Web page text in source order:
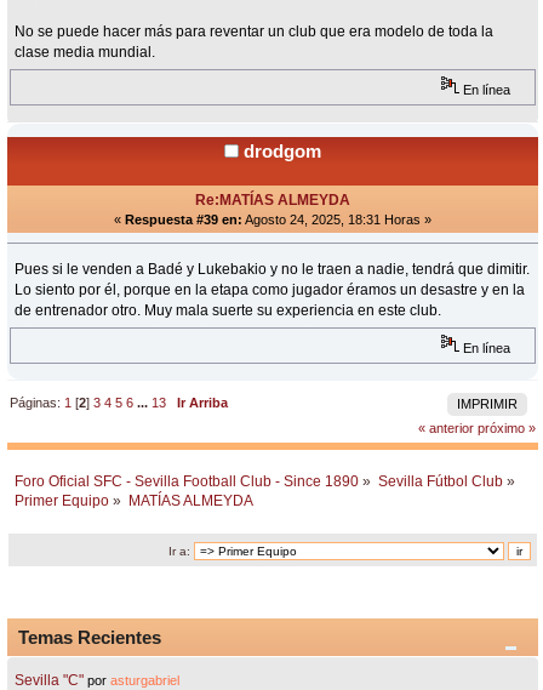
No se puede hacer más para reventar un club que era modelo de toda la
clase media mundial.
En línea
drodgom
Re:MATÍAS ALMEYDA
« Respuesta #39 en: Agosto 24, 2025, 18:31 Horas »
Pues si le venden a Badé y Lukebakio y no le traen a nadie, tendrá que dimitir.
Lo siento por él, porque en la etapa como jugador éramos un desastre y en la
de entrenador otro. Muy mala suerte su experiencia en este club.
En línea
IMPRIMIR
Páginas: 1 [2]3 4 5 6 ... 13
Ir Arriba
« anterior próximo »
Foro Oficial SFC - Sevilla Football Club - Since 1890 » Sevilla Fútbol Club »
Primer Equipo » MATÍAS ALMEYDA
Ir a:
Temas Recientes
Sevilla "C"porasturgabriel